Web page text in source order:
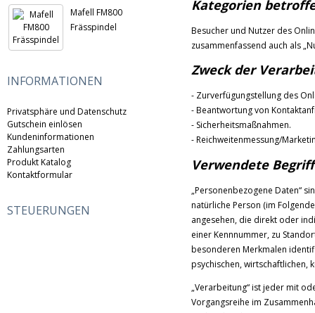
Mafell FM800
Frässpindel
INFORMATIONEN
Privatsphäre und Datenschutz
Gutschein einlösen
Kundeninformationen
Zahlungsarten
Produkt Katalog
Kontaktformular
STEUERUNGEN
Kategorien
Besucher und Nutzer des
zusammenfassend auch als
Zweck der
- Zurverfügungstellung des
- Beantwortung von
- Sicherheitsmaßnahmen.
- Reichweitenmessung/
Verwendete
„Personenbezogene Daten“
natürliche Person (im
angesehen, die direkt oder
einer Kennnummer, zu
besonderen Merkmalen
psychischen, wirtschaftlichen,
„Verarbeitung“ ist jeder mit
Vorgangsreihe im